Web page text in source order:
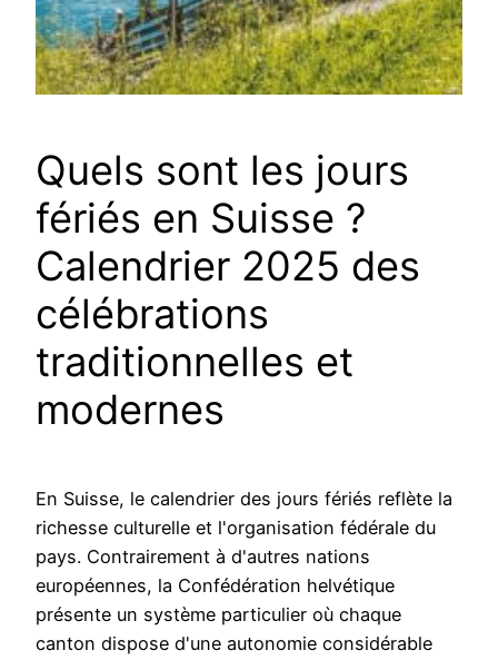
Quels sont les jours
fériés en Suisse ?
Calendrier 2025 des
célébrations
traditionnelles et
modernes
En Suisse, le calendrier des jours fériés reflète la
richesse culturelle et l'organisation fédérale du
pays. Contrairement à d'autres nations
européennes, la Confédération helvétique
présente un système particulier où chaque
canton dispose d'une autonomie considérable